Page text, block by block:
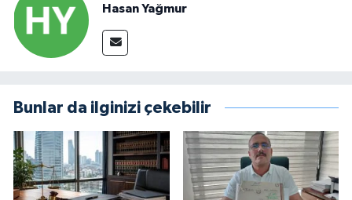
Hasan Yağmur
Bunlar da ilginizi çekebilir